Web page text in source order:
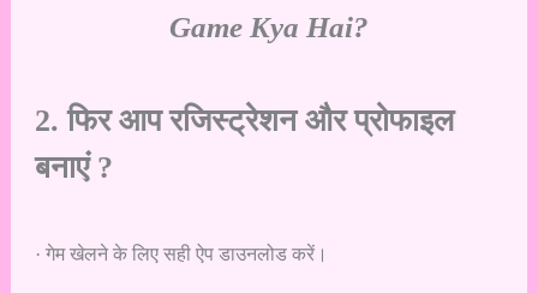
Game Kya Hai?
2. फिर आप रजिस्ट्रेशन और प्रोफाइल
बनाएं ?
· गेम खेलने के लिए सही ऐप डाउनलोड करें।